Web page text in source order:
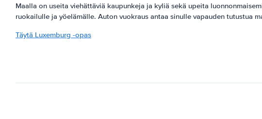
Maalla on useita viehättäviä kaupunkeja ja kyliä sekä upeita
ruokailulle ja yöelämälle. Auton vuokraus antaa sinulle vapauden tutustua
Täytä Luxemburg -opas